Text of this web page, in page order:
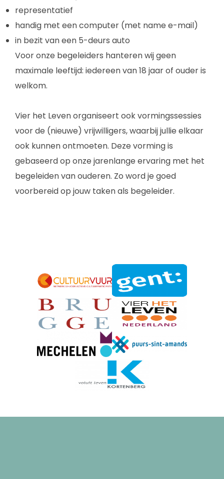
representatief
handig met een computer (met name e-mail)
in bezit van een 5-deurs auto
Voor onze begeleiders hanteren wij geen
maximale leeftijd: iedereen van 18 jaar of ouder is
welkom.
Vier het Leven organiseert ook vormingssessies
voor de (nieuwe) vrijwilligers, waarbij jullie elkaar
ook kunnen ontmoeten. Deze vorming is
gebaseerd op onze jarenlange ervaring met het
begeleiden van ouderen. Zo word je goed
voorbereid op jouw taken als begeleider.